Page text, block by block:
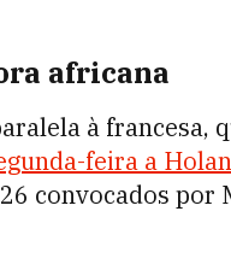
africana
à francesa,
feira a
convocados por